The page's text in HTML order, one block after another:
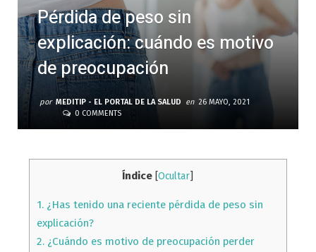
Pérdida de peso sin
explicación: cuándo es motivo
de preocupación
por MEDITIP - EL PORTAL DE LA SALUD en 26 MAYO, 2021
0 COMMENTS
Índice [Ocultar]
1.¿Has tenido una reciente pérdida de peso sin
explicación?
2.¿Cuándo es motivo de preocupación perder